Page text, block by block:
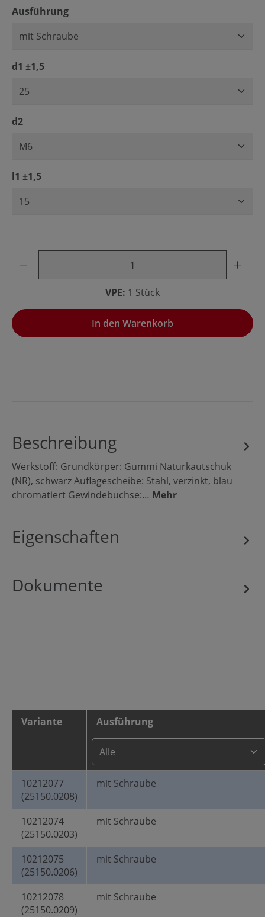
Ausführungauswählen
d1 ±1,5auswählen
d2auswählen
l1 ±1,5auswählen
VPE: 1 Stück
In den Warenkorb
Beschreibung
Werkstoff: Grundkörper: Gummi Naturkautschuk
(NR), schwarz Auflagescheibe: Stahl, verzinkt, blau
chromatiert Gewindebuchse:… Mehr
Eigenschaften
Dokumente
Variante Ausführung
10212077
(25150.0208)
mit Schraube
10212074
(25150.0203)
mit Schraube
10212075
(25150.0206)
mit Schraube
10212078
(25150.0209)
mit Schraube